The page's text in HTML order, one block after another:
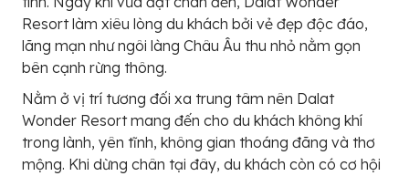
Resort làm xiêu lòng du khách bởi vẻ đẹp độc đáo,
lãng mạn như ngôi làng Châu Âu thu nhỏ nằm gọn
bên cạnh rừng thông.
Nằm ở vị trí tương đối xa trung tâm nên Dalat
Wonder Resort mang đến cho du khách không khí
trong lành, yên tĩnh, không gian thoáng đãng và thơ
mộng. Khi dừng chân tại đây, du khách còn có cơ hội